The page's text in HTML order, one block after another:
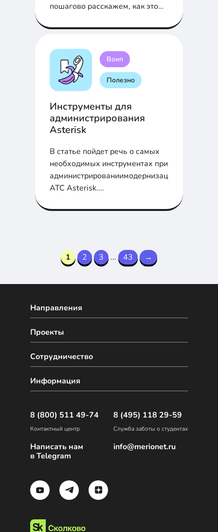
пошагово расскажем, как это
Воип
Полезно
Инструменты для
администрирования
Asterisk
В статье пойдет речь о самых
необходимых инструментах при
АТС Asterisk....
1 2 3 ... 43 →
Направления
Сотрудничество
Проекты
Информация
8 (800) 511 49-74
Контактный центр
Написать нам
в Telegram
8 (495) 118 29-59
Служба заботы о студентах
info@merionet.ru